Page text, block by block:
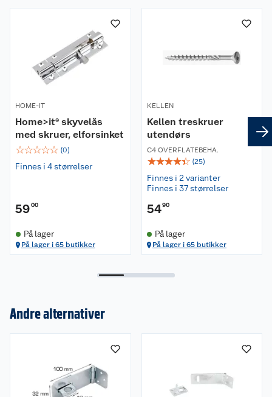
HOME-IT
Home>it® skyvelås
med skruer, elforsinket
☆☆☆☆☆ (0)
Finnes i 4 størrelser
5900
På lager
På lager i 65 butikker
KELLEN
Kellen treskruer
utendørs
C4 OVERFLATEBEHA.
☆☆☆☆☆ (25)
Finnes i 2 varianter
Finnes i 37 størrelser
5490
På lager
På lager i 65 butikker
Andre alternativer
Om oss
Våre merkevarer